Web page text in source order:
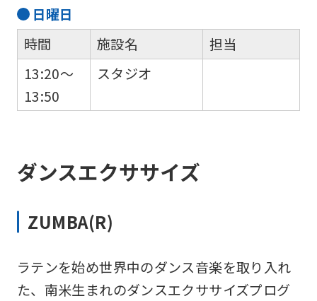
日曜日
時間
13:20～
13:50
施設名
スタジオ
担当
ダンスエクササイズ
ZUMBA(R)
ラテンを始め世界中のダンス音楽を取り入れ
た、南米生まれのダンスエクササイズプログ